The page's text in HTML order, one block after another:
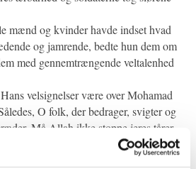
mænd og kvinder havde indset hvad
og jamrende, bedte hun dem om
med gennemtrængende veltalenhed
velsignelser være over Mohamad
O folk, der bedrager, svigter og
Må Allah ikke stoppe jeres tårer
uophørligt med sorgens og skadens ild.
kvinde, der ihærdigt forbereder en